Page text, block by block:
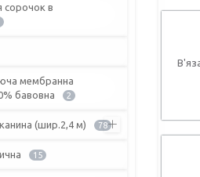
сорочок в
мембранна
бавовна
2
(шир.2,4 м) 78
15